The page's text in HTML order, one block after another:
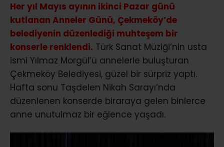
Her yıl Mayıs ayının ikinci Pazar günü
kutlanan Anneler Günü, Çekmeköy’de
belediyenin düzenlediği muhteşem bir
konserle renklendi. Türk Sanat Müziği’nin usta
ismi Yılmaz Morgül’ü annelerle buluşturan
Çekmeköy Belediyesi, güzel bir sürpriz yaptı.
Hafta sonu Taşdelen Nikah Sarayı’nda
düzenlenen konserde biraraya gelen binlerce
anne unutulmaz bir eğlence yaşadı.